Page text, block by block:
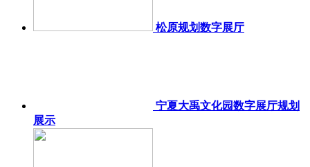
松原规划数字展厅
宁夏大禹文化园数字展厅规划
展示